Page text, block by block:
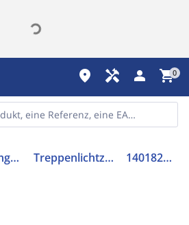
place handyman person shopping_cart0
Sicherungsmaterial Treppenlichtzeitschalter 140182300000